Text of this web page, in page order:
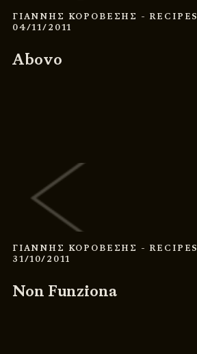
ΓΙΑΝΝΗΣ ΚΟΡΟΒΕΣΗΣ - RECIPES
04/11/2011
Abovo
ΓΙΑΝΝΗΣ ΚΟΡΟΒΕΣΗΣ - RECIPES
31/10/2011
Non Funziona